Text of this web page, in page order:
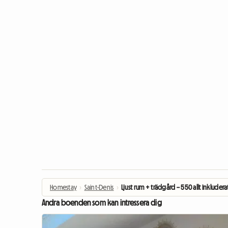
Homestay › Saint-Denis › Ljust rum + trädgård – 550 allt
Andra boenden som kan intressera dig